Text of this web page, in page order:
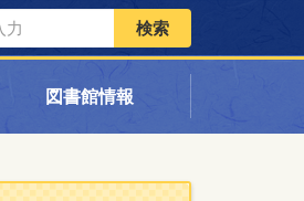
検索
図書館情報